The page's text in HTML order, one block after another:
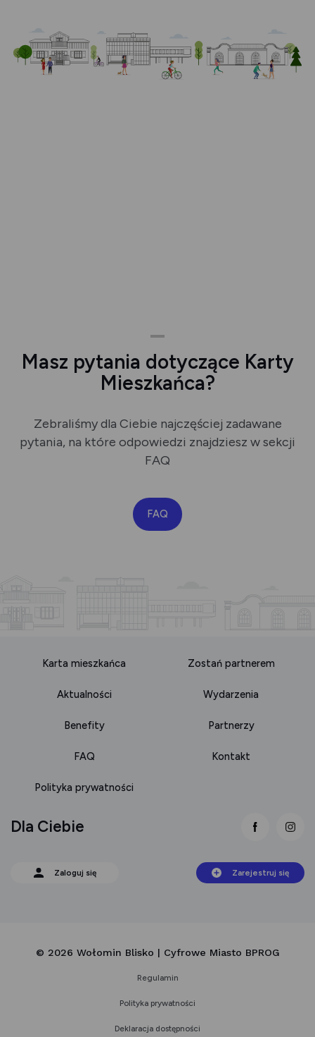
Masz pytania dotyczące Karty
Mieszkańca?
Zebraliśmy dla Ciebie najczęściej zadawane
pytania, na które odpowiedzi znajdziesz w sekcji
FAQ
FAQ
Karta mieszkańca Zostań partnerem
Aktualności Wydarzenia
Benefity Partnerzy
FAQ Kontakt
Polityka prywatności
link
Dla Ciebie
Zaloguj się Zarejestruj się
© 2026 Wołomin Blisko | Cyfrowe Miasto BPROG
Regulamin
Polityka prywatności
Deklaracja dostępności